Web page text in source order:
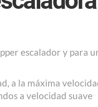
escalador y para
a la máxima
a velocidad suave